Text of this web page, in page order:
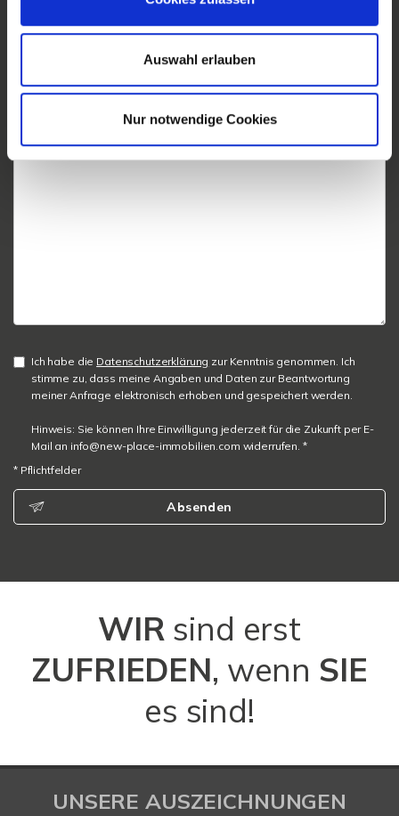
Auswahl erlauben
Nur notwendige Cookies
Ich habe die Datenschutzerklärung zur Kenntnis genommen. Ich
stimme zu, dass meine Angaben und Daten zur Beantwortung
meiner Anfrage elektronisch erhoben und gespeichert werden.
Hinweis: Sie können Ihre Einwilligung jederzeit für die Zukunft per E-
Mail an info@new-place-immobilien.com widerrufen. *
* Pflichtfelder
Absenden
WIR sind erst
ZUFRIEDEN, wenn SIE
es sind!
UNSERE AUSZEICHNUNGEN